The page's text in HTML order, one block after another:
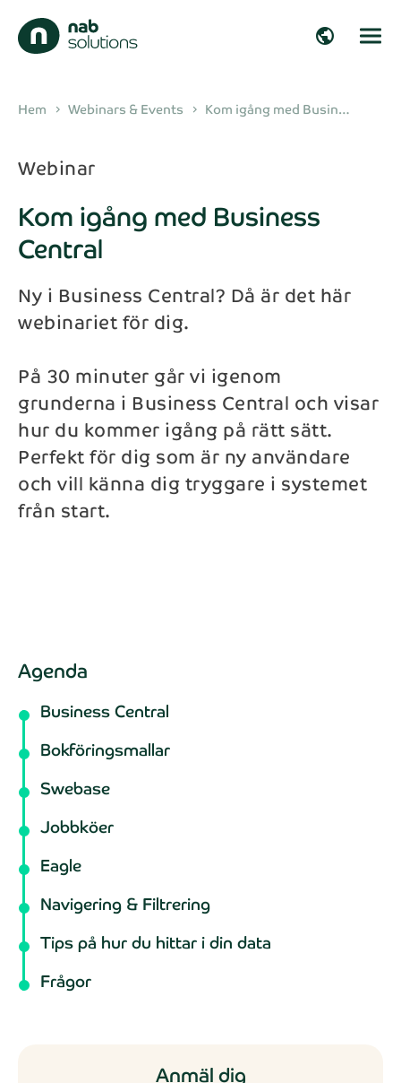
public
Hem chevron_right Webinars & Events chevron_right Kom igång med Busin…
Webinar
Kom igång med Business
Central
Ny i Business Central? Då är det här
webinariet för dig.
På 30 minuter går vi igenom
grunderna i Business Central och visar
hur du kommer igång på rätt sätt.
Perfekt för dig som är ny användare
och vill känna dig tryggare i systemet
från start.
Agenda
Business Central
Bokföringsmallar
Swebase
Jobbköer
Eagle
Navigering & Filtrering
Tips på hur du hittar i din data
Frågor
Anmäl dig